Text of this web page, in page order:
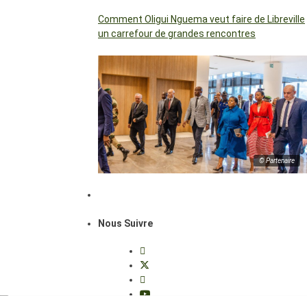
Comment Oligui Nguema veut faire de Libreville
un carrefour de grandes rencontres
© Partenaire
Nous Suivre